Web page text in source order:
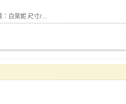
：白萊妮 尺寸/…